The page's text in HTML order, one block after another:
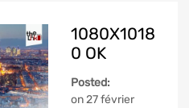
1080X1018
0 OK
Posted:
on27 février